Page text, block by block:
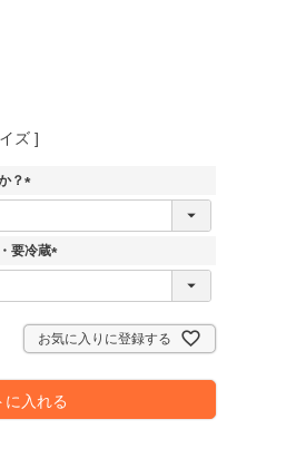
ズ
？
(
須
要冷蔵
(
)
お気に入りに登録する
に入れる